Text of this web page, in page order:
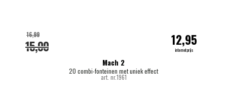
Mach 2
20 combi-fonteinen met uniek effect
art. nr.1961
15,00
16,99 12,95
internetprijs